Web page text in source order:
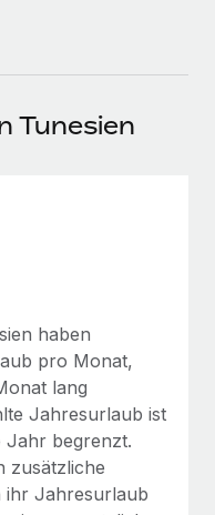
HR & Compliance
von IT-
Funktionen in deine
Automatisierung
sein Team mit
KI-basierte
Qualifikationen
Tunesien
haben
pro Monat,
lang
Jahresurlaub ist
Jahr begrenzt.
zusätzliche
ihr Jahresurlaub